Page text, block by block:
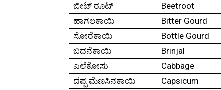
ಬೀಟ್ ರೂಟ್
Beetroot
ಹಾಗಲಕಾಯಿ
Bitter Gourd
ಸೋರೆಕಾಯಿ
Bottle Gourd
ಬದನೆಕಾಯಿ
Brinjal
ಎಲೆಕೋಸು
Cabbage
ದಪ್ಪ ಮೆಣಸಿನಕಾಯಿ
Capsicum